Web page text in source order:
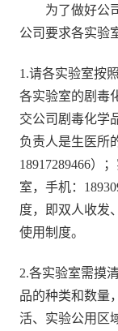
为了做好公司
公司要求各实验
1.请各实验室按
各实验室的剧毒
交公司剧毒化学
负责人是生医所
18917289466）
室，手机：
度，即双人收发
使用制度。
2.各实验室需摸
品的种类和数量
活、实验公用区